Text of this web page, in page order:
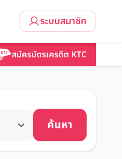
ระบบสมาชิก
สมัครบัตรเครดิต KTC
ค้นหา